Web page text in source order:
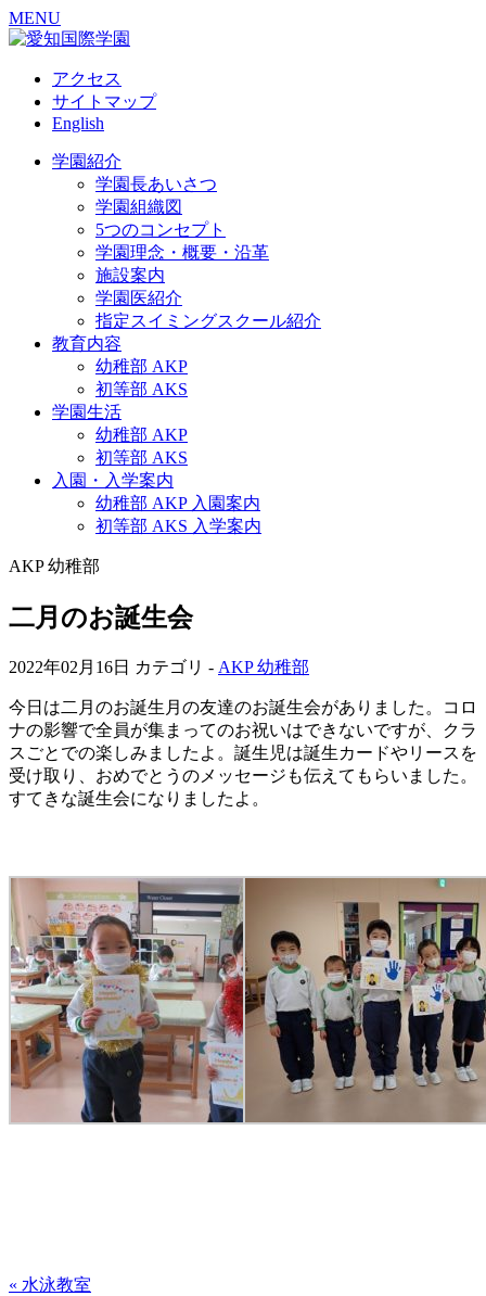
MENU
アクセス
サイトマップ
English
学園紹介
学園長あいさつ
学園組織図
5つのコンセプト
学園理念・概要・沿革
施設案内
学園医紹介
指定スイミングスクール紹介
教育内容
幼稚部 AKP
初等部 AKS
学園生活
幼稚部 AKP
初等部 AKS
入園・入学案内
幼稚部 AKP 入園案内
初等部 AKS 入学案内
AKP 幼稚部
二月のお誕生会
2022年02月16日 カテゴリ - AKP 幼稚部
今日は二月のお誕生月の友達のお誕生会がありました。コロ
ナの影響で全員が集まってのお祝いはできないですが、クラ
スごとでの楽しみましたよ。誕生児は誕生カードやリースを
受け取り、おめでとうのメッセージも伝えてもらいました。
すてきな誕生会になりましたよ。
« 水泳教室